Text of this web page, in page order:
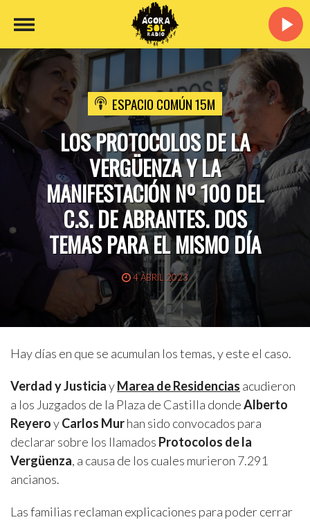
ESPACIO COMÚN 15M
LOS PROTOCOLOS DE LA
VERGÜENZA Y LA
MANIFESTACIÓN Nº 100 DEL
C.S. DE ABRANTES. DOS
TEMAS PARA EL MISMO DÍA
4 ABRIL 2023
Hay días en que se acumulan los temas, y este el caso.
Verdad y JusticiayMarea de Residencias acudieron
a los Juzgados de la Plaza de Castilla dondeAlberto
ReyeroyCarlos Murhan sido convocados para
declarar sobre los llamados Protocolos de la
Vergüenza, a causa de los cuales murieron 7.291
ancianos.
Las familias reclaman explicaciones para poder cerrar